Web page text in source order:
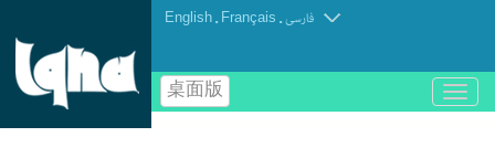
English . Français .فارسی
桌面版
باز
و